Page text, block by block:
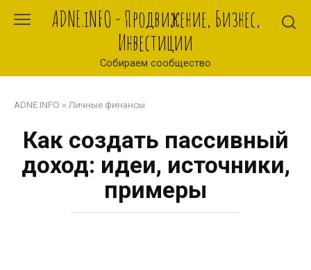
ADNE.iNFO - Продвижение, Бизнес,
Инвестиции
Собираем сообщество
ADNE.INFO » Личные финансы
Как создать пассивный
доход: идеи, источники,
примеры